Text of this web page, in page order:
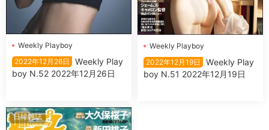
Wеekly Plаyboy
2022年12月26日
Wеekly Plаy
boy N.52 2022年12月26日
Wеekly Plаyboy
2022年12月19日
Wеekly Plаy
boy N.51 2022年12月19日
日韓雜誌